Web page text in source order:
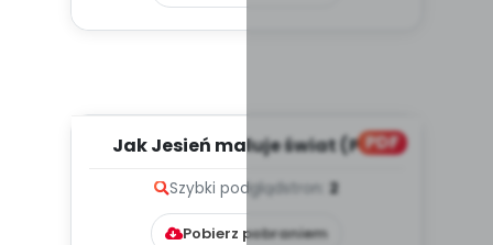
PDF
Jak Jesień maluje świat (PD)
Szybki podglądstron: 2
Pobierz pobraniem